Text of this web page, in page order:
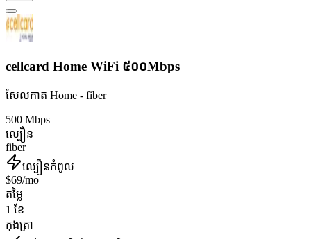
cellcard Home WiFi ៥០០Mbps
សែលកាត Home - fiber
500 Mbps
ល្បឿន
fiber
ល្បឿនកំពូល
$69/mo
តម្លៃ
1 ខែ
កុងត្រា